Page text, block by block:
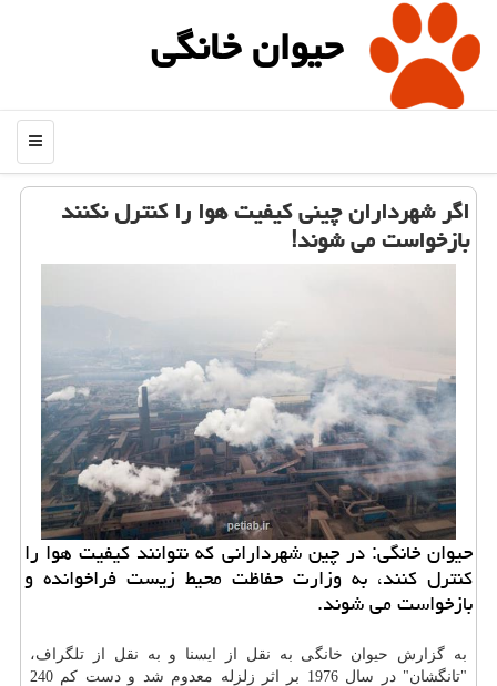
حیوان خانگی
منو
اگر شهرداران چینی كیفیت هوا را كنترل نكنند
بازخواست می شوند!
حیوان خانگی: در چین شهردارانی كه نتوانند كیفیت هوا را
كنترل كنند، به وزارت حفاظت محیط زیست فراخوانده و
بازخواست می شوند.
به گزارش حیوان خانگی به نقل از ایسنا و به نقل از تلگراف،
"تانگشان" در سال 1976 بر اثر زلزله معدوم شد و دست كم 240